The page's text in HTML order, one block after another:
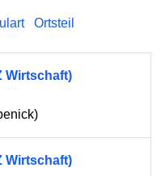
Ortsteil
Wirtschaft)
)
Wirtschaft)